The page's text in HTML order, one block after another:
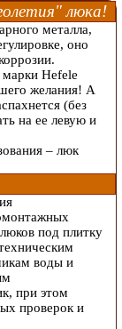
люка!
металла,
оно
Hefele
желания! А
(без
на ее левую и
– люк
под плитку
воды и
при этом
проверок и